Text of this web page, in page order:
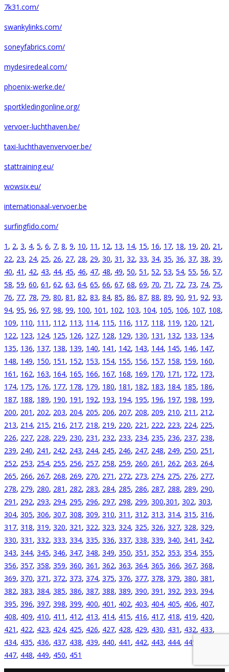
7k31.com/
swankylinks.com/
soneyfabrics.com/
mydesiredeal.com/
phoenix-werke.de/
sportkledingonline.org/
vervoer-luchthaven.be/
taxi-luchthavenvervoer.be/
stattraining.eu/
wowsix.eu/
internationaal-vervoer.be
surfingfido.com/
1 , 2, 3, 4, 5, 6, 7, 8, 9, 10, 11 , 12, 13, 14, 15, 16, 17, 18, 19, 20, 21 ,
22, 23, 24, 25, 26, 27, 28, 29, 30, 31 , 32, 33, 34, 35, 36, 37, 38, 39,
40, 41 , 42, 43, 44, 45, 46, 47, 48, 49, 50, 51 , 52, 53, 54, 55, 56, 57,
58, 59, 60, 61 , 62, 63, 64, 65, 66, 67, 68, 69, 70, 71 , 72, 73, 74, 75,
76, 77, 78, 79, 80, 81 , 82, 83, 84, 85, 86, 87, 88, 89, 90, 91 , 92, 93,
94, 95, 96, 97, 98, 99, 100, 101 , 102, 103, 104, 105, 106, 107, 108,
109, 110, 111 , 112, 113, 114, 115, 116, 117, 118, 119, 120, 121 ,
122, 123, 124, 125, 126, 127, 128, 129, 130, 131 , 132, 133, 134,
135, 136, 137, 138, 139, 140, 141 , 142, 143, 144, 145, 146, 147,
148, 149, 150, 151 , 152, 153, 154, 155, 156, 157, 158, 159, 160,
161 , 162, 163, 164, 165, 166, 167, 168, 169, 170, 171 , 172, 173,
174, 175, 176, 177, 178, 179, 180, 181 , 182, 183, 184, 185, 186,
187, 188, 189, 190, 191 , 192, 193, 194, 195, 196, 197, 198, 199,
200, 201 , 202, 203, 204, 205, 206, 207, 208, 209, 210, 211 , 212,
213, 214, 215, 216, 217, 218, 219, 220, 221 , 222, 223, 224, 225,
226, 227, 228, 229, 230, 231 , 232, 233, 234, 235, 236, 237, 238,
239, 240, 241 , 242, 243, 244, 245, 246, 247, 248, 249, 250, 251 ,
252, 253, 254, 255, 256, 257, 258, 259, 260, 261 , 262, 263, 264,
265, 266, 267, 268, 269, 270, 271 , 272, 273, 274, 275, 276, 277,
278, 279, 280, 281 , 282, 283, 284, 285, 286, 287, 288, 289, 290,
291 , 292, 293, 294, 295, 296, 297, 298, 299, 300,301 , 302, 303,
304, 305, 306, 307, 308, 309, 310, 311 , 312, 313, 314, 315, 316,
317, 318, 319, 320, 321 , 322, 323, 324, 325, 326, 327, 328, 329,
330, 331 , 332, 333, 334, 335, 336, 337, 338, 339, 340, 341 , 342,
343, 344, 345, 346, 347, 348, 349, 350, 351 , 352, 353, 354, 355,
356, 357, 358, 359, 360, 361 , 362, 363, 364, 365, 366, 367, 368,
369, 370, 371 , 372, 373, 374, 375, 376, 377, 378, 379, 380, 381 ,
382, 383, 384, 385, 386, 387, 388, 389, 390, 391 , 392, 393, 394,
395, 396, 397, 398, 399, 400, 401 , 402, 403, 404, 405, 406, 407,
408, 409, 410, 411 , 412, 413, 414, 415, 416, 417, 418, 419, 420,
421 , 422, 423, 424, 425, 426, 427, 428, 429, 430, 431 , 432, 433,
434, 435, 436, 437, 438, 439, 440, 441 , 442, 443, 444, 445
447, 448, 449, 450, 451